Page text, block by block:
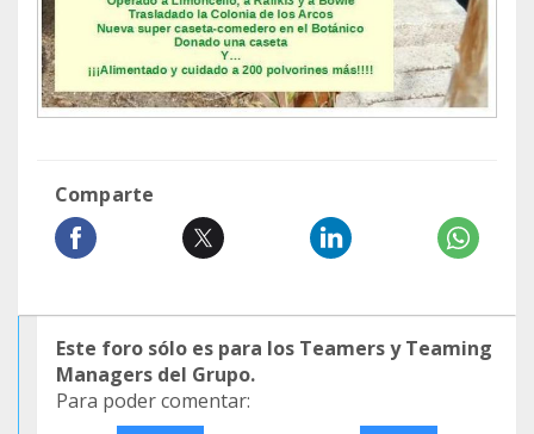
Comparte
Este foro sólo es para los Teamers y Teaming
Managers del Grupo.
Para poder comentar: